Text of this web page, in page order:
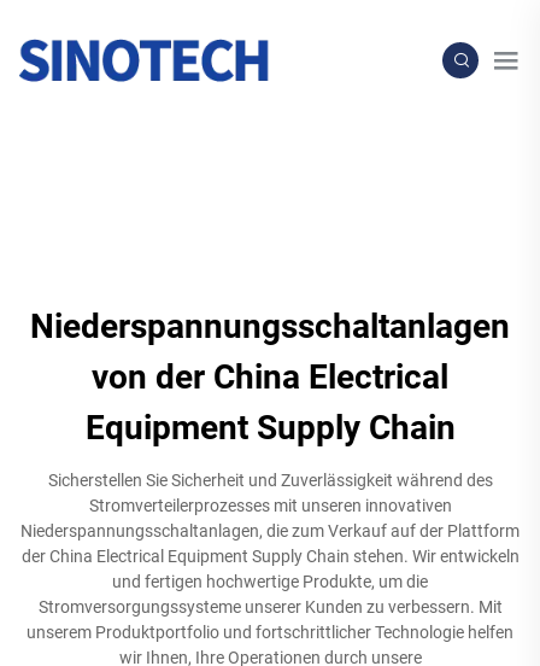
Niederspannungsschaltanlagen
von der China Electrical
Equipment Supply Chain
Sicherstellen Sie Sicherheit und Zuverlässigkeit während des
Stromverteilerprozesses mit unseren innovativen
Niederspannungsschaltanlagen, die zum Verkauf auf der Plattform
der China Electrical Equipment Supply Chain stehen. Wir entwickeln
und fertigen hochwertige Produkte, um die
Stromversorgungssysteme unserer Kunden zu verbessern. Mit
unserem Produktportfolio und fortschrittlicher Technologie helfen
wir Ihnen, Ihre Operationen durch unsere